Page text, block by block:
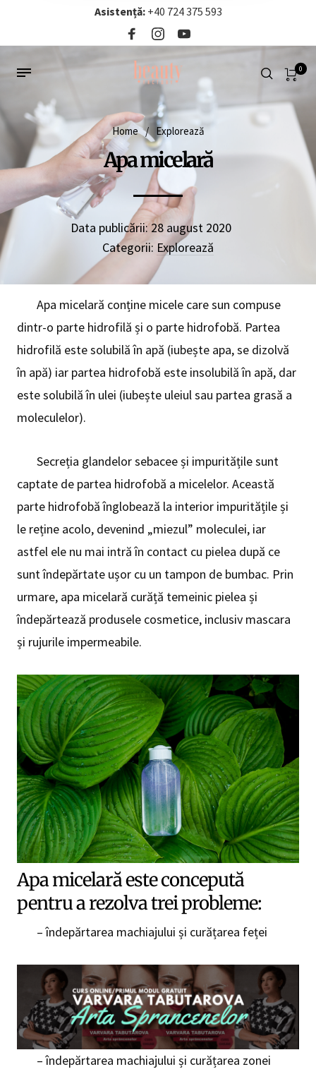
Asistență: +40 724 375 593‬
0
Home / Explorează
Apa micelară
Data publicării:28 august 2020
Categorii: Explorează
Apa micelară conține micele care sun compuse
dintr-o parte hidrofilă și o parte hidrofobă. Partea
hidrofilă este solubilă în apă (iubește apa, se dizolvă
în apă) iar partea hidrofobă este insolubilă în apă, dar
este solubilă în ulei (iubește uleiul sau partea grasă a
moleculelor).
Secreția glandelor sebacee și impuritățile sunt
captate de partea hidrofobă a micelelor. Această
parte hidrofobă înglobează la interior impuritățile și
le reține acolo, devenind „miezul” moleculei, iar
astfel ele nu mai intră în contact cu pielea după ce
sunt îndepărtate ușor cu un tampon de bumbac. Prin
urmare, apa micelară curăță temeinic pielea și
îndepărtează produsele cosmetice, inclusiv mascara
și rujurile impermeabile.
Apa micelară este concepută
pentru a rezolva trei probleme:
– îndepărtarea machiajului și curățarea feței
– îndepărtarea machiajului și curățarea zonei